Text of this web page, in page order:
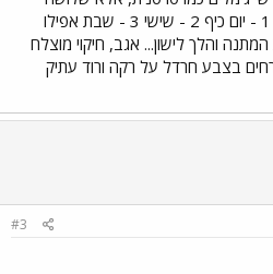
ימים) שנופלים לי בדיוק על: 1 - יום כיף 2 - שישי 3 - שבת אפילו
אחרי 7 שעות המתנה והלך לישון... אגב, חיקוי מוצלח
בצבע חרדל על רקה ורוד עתיק
#3